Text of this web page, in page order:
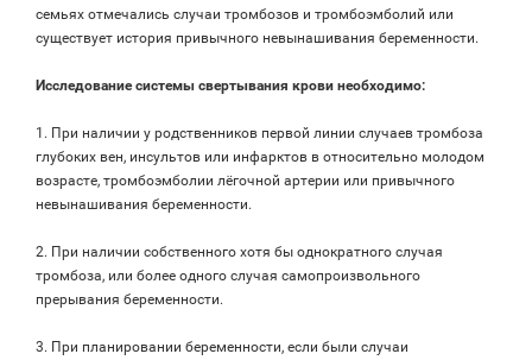
семьях отмечались случаи тромбозов и тромбоэмболий или
существует история привычного невынашивания беременности.
Исследование системы свертывания крови необходимо:
1. При наличии у родственников первой линии случаев тромбоза
глубоких вен, инсультов или инфарктов в относительно молодом
возрасте, тромбоэмболии лёгочной артерии или привычного
невынашивания беременности.
2. При наличии собственного хотя бы однократного случая
тромбоза, или более одного случая самопроизвольного
прерывания беременности.
3. При планировании беременности, если были случаи